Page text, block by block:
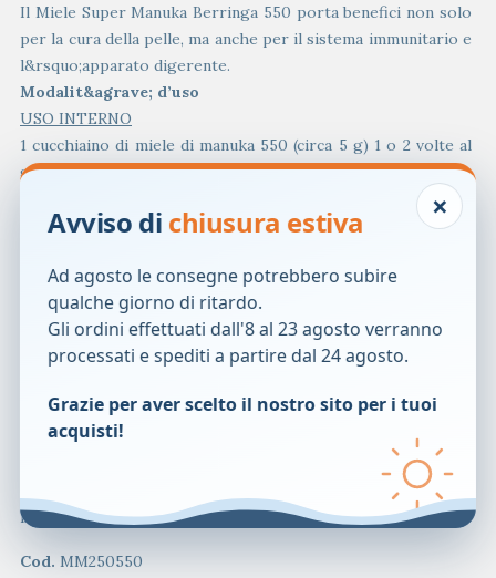
Il Miele Super Manuka Berringa 550 porta benefici non solo
per la cura della pelle, ma anche per il sistema immunitario e
l&rsquo;apparato digerente.
Modalit&agrave; d’uso
USO INTERNO
1 cucchiaino di miele di manuka 550 (circa 5 g) 1 o 2 volte al
giorno. Meglio se non riscaldato.
USO TOPICO
scottature,eczema, psioriasi e irritazioni.
Come supporto per problemi cutanei, ferite, graffi, lividi,
tagli, abrasioni.
Pu&ograve; esser associato a trattamenti per cicatrici,
Ingredienti
Miele di manuka 100% naturale.
Barattolo da 250 g.
Cod. MM250550
×
Avviso di chiusura estiva
Ad agosto le consegne potrebbero subire
qualche giorno di ritardo.
Gli ordini effettuati dall'8 al 23 agosto verranno
processati e spediti a partire dal 24 agosto.
Grazie per aver scelto il nostro sito per i tuoi
acquisti!